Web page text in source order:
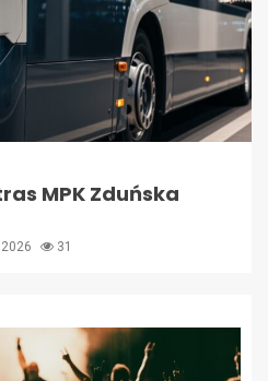
MPK Zduńska
31